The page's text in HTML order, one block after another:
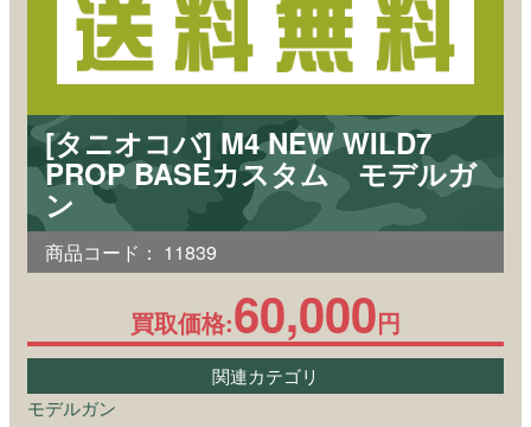
[タニオコバ] M4 NEW WILD7
PROP BASEカスタム モデルガ
ン
商品コード： 11839
買取価格:60,000円
関連カテゴリ
モデルガン